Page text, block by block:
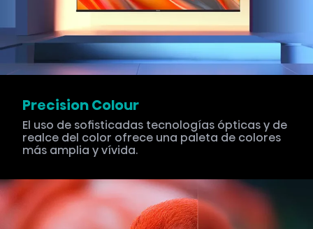
Precision Colour
El uso de sofisticadas tecnologías ópticas y de
realce del color ofrece una paleta de colores
más amplia y vívida.